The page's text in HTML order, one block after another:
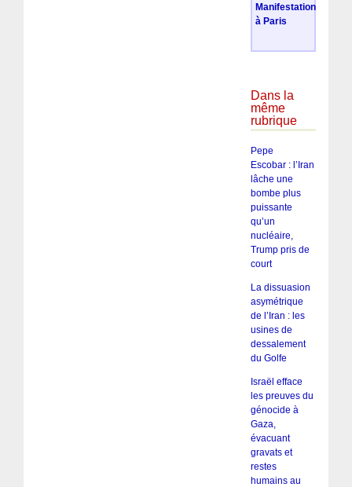
Manifestation
à Paris
Dans la
même
rubrique
Pepe
Escobar : l’Iran
lâche une
bombe plus
puissante
qu’un
nucléaire,
Trump pris de
court
La dissuasion
asymétrique
de l’Iran : les
usines de
dessalement
du Golfe
Israël efface
les preuves du
génocide à
Gaza,
évacuant
gravats et
restes
humains au